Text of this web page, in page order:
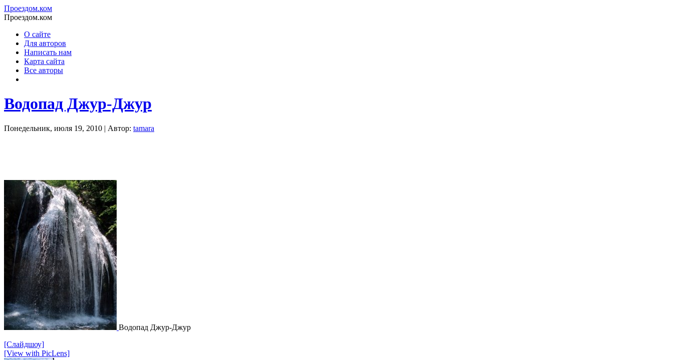
Проездом.ком
Проездом.ком
О сайте
Для авторов
Написать нам
Карта сайта
Все авторы
Водопад Джур-Джур
Понедельник, июля 19, 2010 | Автор: tamara
Водопад Джур-Джур
[Слайдшоу]
[View with PicLens]